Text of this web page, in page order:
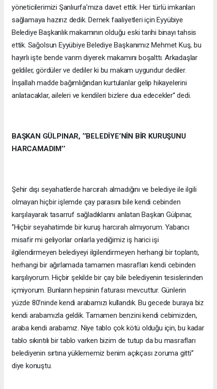
yöneticilerimizi Şanlıurfa’mıza davet ettik. Her türlü imkanları
sağlamaya hazırız dedik. Dernek faaliyetleri için Eyyübiye
Belediye Başkanlık makamının olduğu eski tarihi binayı tahsis
ettik. Sağolsun Eyyübiye Belediye Başkanımız Mehmet Kuş, bu
hayırlı işte bende varım diyerek makamını boşalttı. Arkadaşlar
geldiler, gördüler ve dediler ki bu makam uygundur dediler.
İnşallah madde bağımlığından kurtulanlar gelip hikayelerini
anlatacaklar, aileleri ve kendileri bizlere dua edecekler’’ dedi.
BAŞKAN GÜLPINAR, ‘’BELEDİYE’NİN BİR KURUŞUNU
HARCAMADIM’’
Şehir dışı seyahatlerde harcırah almadığını ve belediye ile ilgili
olmayan hiçbir işlemde çay parasını bile kendi cebinden
karşılayarak tasarruf sağladıklarını anlatan Başkan Gülpınar,
‘’Hiçbir seyahatimde bir kuruş harcırah almıyorum. Yabancı
misafir mi geliyorlar onlarla yediğimiz iş harici işi
ilgilendirmeyen belediyeyi ilgilendirmeyen herhangi bir toplantı,
herhangi bir ağırlamada tamamen masrafları kendi cebinden
karşılıyorum. Hiçbir şekilde bir çay bile belediyenin tesislerinden
içmiyorum. Bunların hepsinin faturası mevcuttur. Günlerin
yüzde 80’ninde kendi arabamızı kullandık. Bu gecede buraya biz
kendi arabamızla geldik. Tamamen benzini kendi cebimizden,
araba kendi arabamız. Niye tablo çok kötü olduğu için, bu kadar
tablo sıkıntılı bir tablo varken bizim de tutup da bu masrafları
belediyenin sırtına yüklememiz benim açıkçası zoruma gitti’’
diye konuştu.